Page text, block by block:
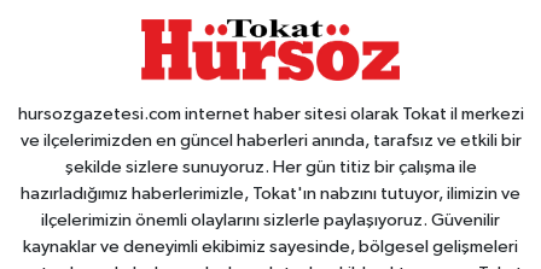
hursozgazetesi.com internet haber sitesi olarak Tokat il merkezi
ve ilçelerimizden en güncel haberleri anında, tarafsız ve etkili bir
şekilde sizlere sunuyoruz. Her gün titiz bir çalışma ile
hazırladığımız haberlerimizle, Tokat'ın nabzını tutuyor, ilimizin ve
ilçelerimizin önemli olaylarını sizlerle paylaşıyoruz. Güvenilir
kaynaklar ve deneyimli ekibimiz sayesinde, bölgesel gelişmeleri